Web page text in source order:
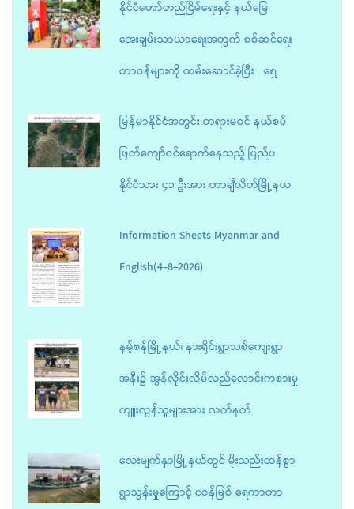
နိုင်ငံတော်တည်ငြိမ်ရေးနှင့် နယ်မြေ
အေးချမ်းသာယာရေးအတွက် စစ်ဆင်ရေး
တာဝန်များကို ထမ်းဆောင်ခဲ့ပြီး ရှေ
မြန်မာနိုင်ငံအတွင်း တရားမဝင် နယ်စပ်
ဖြတ်ကျော်ဝင်ရောက်နေသည့် ပြည်ပ
နိုင်ငံသား ၄၁ ဦးအား တာချီလိတ်မြို့နယ
Information Sheets Myanmar and
English(4-8-2026)
နမ့်စန်မြို့နယ်၊ နားရိုင်းရွာသစ်ကျေးရွာ
အနီး၌ အွန်လိုင်းလိမ်လည်လောင်းကစားမှု
ကျူးလွန်သူများအား လက်နက်
လေးမျက်နှာမြို့နယ်တွင် မိုးသည်းထန်စွာ
ရွာသွန်းမှုကြောင့် ငဝန်မြစ် ရေကာတာ